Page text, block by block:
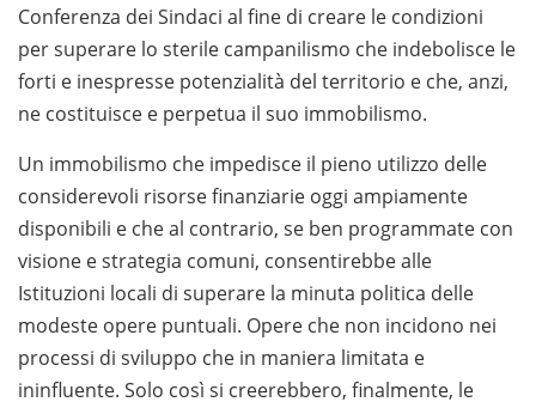
Conferenza dei Sindaci al fine di creare le condizioni
per superare lo sterile campanilismo che indebolisce le
forti e inespresse potenzialità del territorio e che, anzi,
ne costituisce e perpetua il suo immobilismo.
Un immobilismo che impedisce il pieno utilizzo delle
considerevoli risorse finanziarie oggi ampiamente
disponibili e che al contrario, se ben programmate con
visione e strategia comuni, consentirebbe alle
Istituzioni locali di superare la minuta politica delle
modeste opere puntuali. Opere che non incidono nei
processi di sviluppo che in maniera limitata e
ininfluente. Solo così si creerebbero, finalmente, le